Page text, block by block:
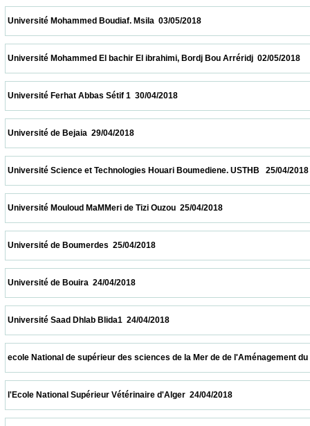
Université Mohammed Boudiaf. Msila  03/05/2018
Université Mohammed El bachir El ibrahimi, Bordj Bou Arréridj
Université Ferhat Abbas Sétif 1  30/04/2018
Université de Bejaia  29/04/2018
Université Science et Technologies Houari Boumediene. USTHB
Université Mouloud MaMMeri de Tizi Ouzou  25/04/2018
Université de Boumerdes  25/04/2018
Université de Bouira  24/04/2018
Université Saad Dhlab Blida1  24/04/2018
ecole National de supérieur des sciences de la Mer de de
l'Ecole National Supérieur Vétérinaire d'Alger  24/04/2018